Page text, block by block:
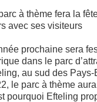
à thème fera la
avec ses visiteurs
prochaine sera
dans le parc
au sud des Pays-
le parc à thème
pourquoi Efteling